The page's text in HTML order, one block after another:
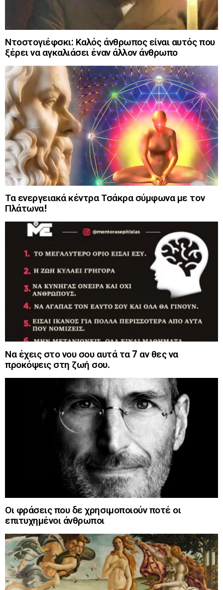
Ντοστογιέφσκι: Καλός άνθρωπος είναι αυτός που
ξέρει να αγκαλιάσει έναν άλλον άνθρωπο
Τα ενεργειακά κέντρα Τσάκρα σύμφωνα με τον
Πλάτωνα!
Να έχεις στο νου σου αυτά τα 7 αν θες να
προκόψεις στη ζωή σου.
Οι φράσεις που δε χρησιμοποιούν ποτέ οι
επιτυχημένοι άνθρωποι